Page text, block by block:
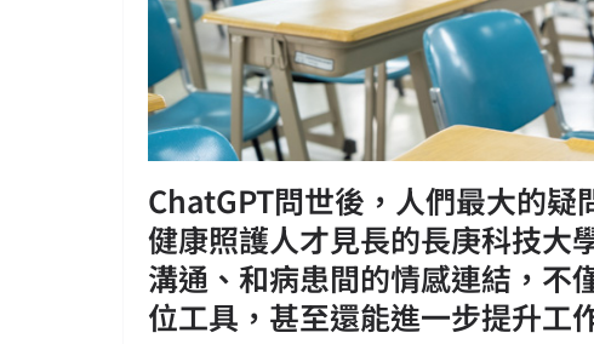
ChatGPT問世後，人們最大的
健康照護人才見長的長庚科技大
溝通、和病患間的情感連結，不
位工具，甚至還能進一步提升工